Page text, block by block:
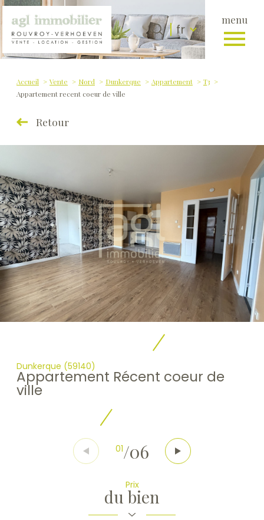
menu
Langue
fr
Accueil 0 Langue
fr
Accueil Vente Nord Dunkerque Appartement
T3
Appartement recent coeur de ville
Retour
Dunkerque (59140)
Appartement Récent coeur de
ville
01/06
Prix
du bien